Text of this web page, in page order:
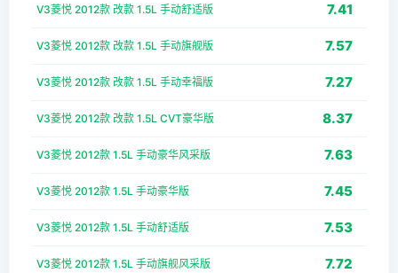
V3菱悦 2012款 改款 1.5L 手动舒适版 7.41
V3菱悦 2012款 改款 1.5L 手动旗舰版 7.57
V3菱悦 2012款 改款 1.5L 手动幸福版 7.27
V3菱悦 2012款 改款 1.5L CVT豪华版 8.37
V3菱悦 2012款 1.5L 手动豪华风采版 7.63
V3菱悦 2012款 1.5L 手动豪华版 7.45
V3菱悦 2012款 1.5L 手动舒适版 7.53
V3菱悦 2012款 1.5L 手动旗舰风采版 7.72